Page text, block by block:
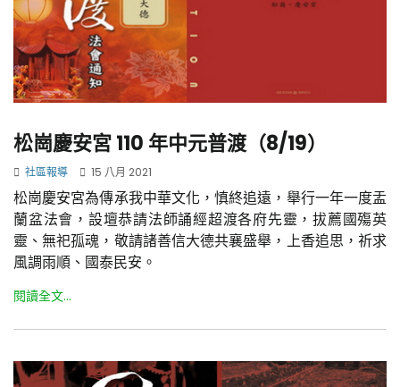
松崗慶安宮 110 年中元普渡（8/19）
社區報導 15 八月 2021
松崗慶安宮為傳承我中華文化，慎終追遠，舉行一年一度盂
蘭盆法會，設壇恭請法師誦經超渡各府先靈，拔薦國殤英
靈、無祀孤魂，敬請諸善信大德共襄盛舉，上香追思，祈求
風調雨順、國泰民安。
閱讀全文...